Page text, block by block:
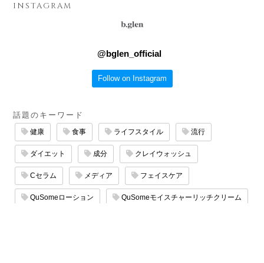
INSTAGRAM
@ bglen_official
Follow on Instagram
話題のキーワード
健康 食事 ライフスタイル 流行
ダイエット 成分 クレイウォッシュ
Cセラム メディア フェイスケア
QuSomeローション QuSomeモイスチャーリッチクリーム